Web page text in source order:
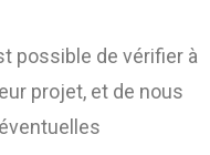
possible de vérifier à
projet, et de nous